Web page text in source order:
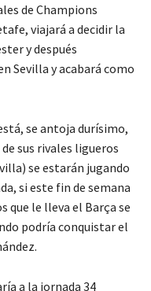
de Champions
viajará a decidir la
y después
Sevilla y acabará como
se antoja durísimo,
sus rivales ligueros
se estarán jugando
si este fin de semana
que le lleva el Barça se
podría conquistar el
a la jornada 34